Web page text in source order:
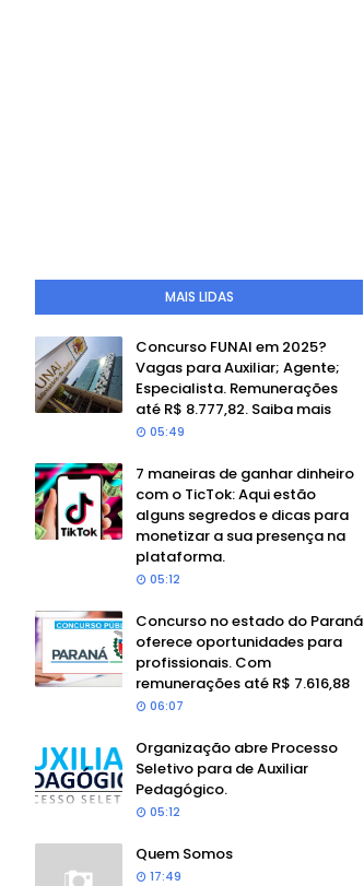
MAIS LIDAS
Concurso FUNAI em 2025?
Vagas para Auxiliar; Agente;
Especialista. Remunerações
até R$ 8.777,82. Saiba mais
05:49
7 maneiras de ganhar dinheiro
com o TicTok: Aqui estão
alguns segredos e dicas para
monetizar a sua presença na
plataforma.
05:12
Concurso no estado do Paraná
oferece oportunidades para
profissionais. Com
remunerações até R$ 7.616,88
06:07
Organização abre Processo
Seletivo para de Auxiliar
Pedagógico.
05:12
Quem Somos
17:49